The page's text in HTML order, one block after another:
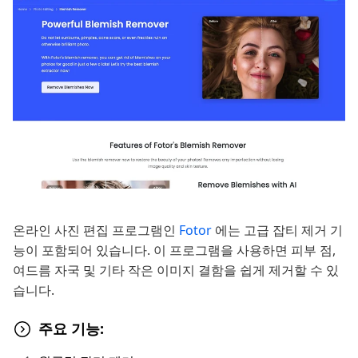
온라인 사진 편집 프로그램인 Fotor 에는 고급 잡티 제거 기
능이 포함되어 있습니다. 이 프로그램을 사용하면 피부 점,
여드름 자국 및 기타 작은 이미지 결함을 쉽게 제거할 수 있
습니다.
주요 기능: